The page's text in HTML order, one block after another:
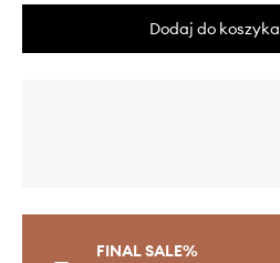
Dodaj do koszyka
FINAL SALE%